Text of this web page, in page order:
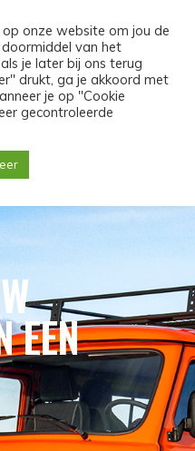
MENU
EEN
onze website om jou de
van het
je later bij ons terug
drukt, ga je akkoord met
je op "Cookie
gecontroleerde